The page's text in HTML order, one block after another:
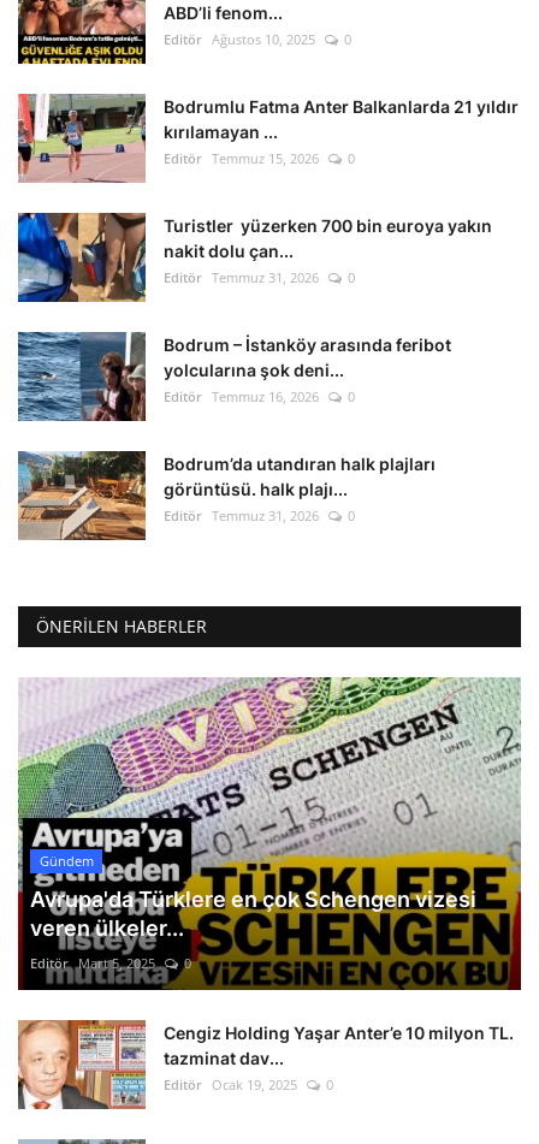
ABD’li fenom...
Editör Ağustos 10, 2025 0
Bodrumlu Fatma Anter Balkanlarda 21 yıldır
kırılamayan ...
Editör Temmuz 15, 2026 0
Turistler yüzerken 700 bin euroya yakın
nakit dolu çan...
Editör Temmuz 31, 2026 0
Bodrum – İstanköy arasında feribot
yolcularına şok deni...
Editör Temmuz 16, 2026 0
Bodrum’da utandıran halk plajları
görüntüsü. halk plajı...
Editör Temmuz 31, 2026 0
ÖNERILEN HABERLER
Gündem
Avrupa'da Türklere en çok Schengen vizesi
veren ülkeler...
Editör Mart 5, 2025 0
Cengiz Holding Yaşar Anter’e 10 milyon TL.
tazminat dav...
Editör Ocak 19, 2025 0